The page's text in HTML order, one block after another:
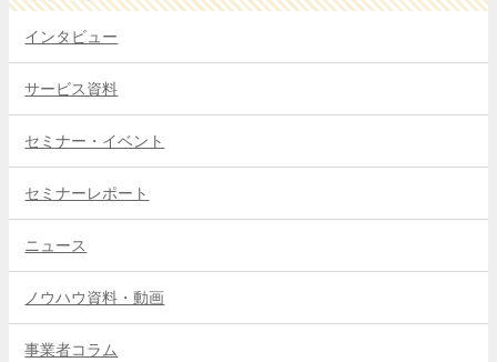
インタビュー
サービス資料
セミナー・イベント
セミナーレポート
ニュース
ノウハウ資料・動画
事業者コラム